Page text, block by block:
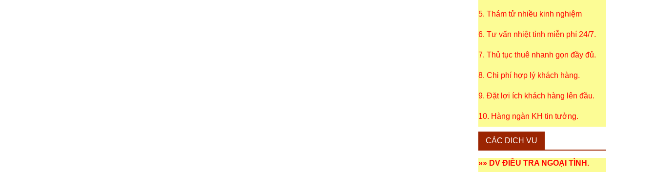
5. Thám tử nhiều kinh nghiệm
6. Tư vấn nhiệt tình miễn phí 24/7.
7. Thủ tục thuê nhanh gọn đầy đủ.
8. Chi phí hợp lý khách hàng.
9. Đặt lợi ích khách hàng lên đầu.
10. Hàng ngàn KH tin tưởng.
CÁC DỊCH VỤ
»» DV ĐIỀU TRA NGOẠI TÌNH .